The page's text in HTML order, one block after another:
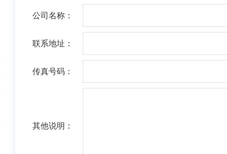
公司名称：
联系地址：
传真号码：
其他说明：